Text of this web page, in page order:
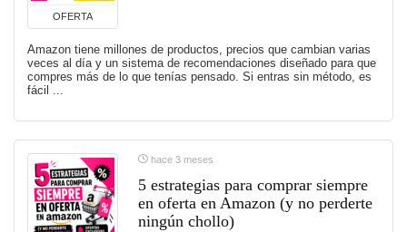
OFERTA
Amazon tiene millones de productos, precios que cambian varias
veces al día y un sistema de recomendaciones diseñado para que
compres más de lo que tenías pensado. Si entras sin método, es
fácil ...
hace 3 meses
5 estrategias para comprar siempre
en oferta en Amazon (y no perderte
ningún chollo)